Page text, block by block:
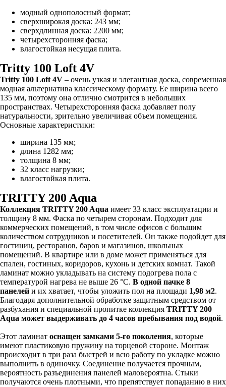
модный однополосный формат;
сверхширокая доска: 243 мм;
сверхдлинная доска: 2200 мм;
четырехсторонняя фаска;
влагостойкая несущая плита.
Tritty 100 Loft 4V
Tritty 100 Loft 4V – очень узкая и элегантная доска, современная
модная альтернатива классическому формату. Ее ширина всего
135 мм, поэтому она отлично смотрится в небольших
пространствах. Четырехсторонняя фаска добавляет полу
натуральности, зрительно увеличивая объем помещения.
Основные характеристики:
ширина 135 мм;
длина 1282 мм;
толщина 8 мм;
32 класс нагрузки;
влагостойкая плита.
TRITTY 200 Aqua
Коллекция TRITTY 200 Aqua имеет 33 класс эксплуатации и
толщину 8 мм. Фаска по четырем сторонам. Подходит для
коммерческих помещений, в том числе офисов с большим
количеством сотрудников и посетителей. Он также подойдет для
гостиниц, ресторанов, баров и магазинов, школьных
помещений. В квартире или в доме может применяться для
спален, гостиных, коридоров, кухонь и детских комнат. Такой
ламинат можно укладывать на систему подогрева пола с
температурой нагрева не выше 26 °С. В одной пачке 8
панелей и их хватает, чтобы уложить пол на площади 1,98 м2.
Благодаря дополнительной обработке защитным средством от
разбухания и специальной пропитке коллекция TRITTY 200
Aqua может выдерживать до 4 часов пребывания под водой.
Этот ламинат оснащен замками 5-го поколения, которые
имеют пластиковую пружину на торцевой стороне. Монтаж
происходит в три раза быстрей и всю работу по укладке можно
выполнить в одиночку. Соединение получается прочным,
вероятность разъединения панелей маловероятна. Стыки
получаются очень плотными, что препятствует попаданию в них